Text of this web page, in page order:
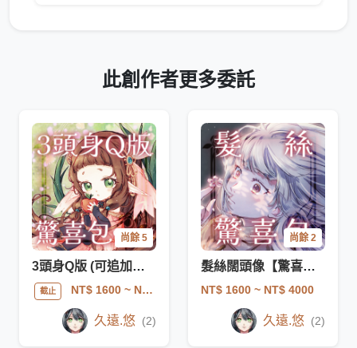
此創作者更多委託
尚餘 5
3頭身Q版 (可追加動作或表情差分)
截止 NT$ 1600~ NT$ 4000
久遠.悠 (2)
尚餘 2
髮絲闊頭像【驚喜包】
NT$ 1600 ~ NT$ 4000
久遠.悠 (2)